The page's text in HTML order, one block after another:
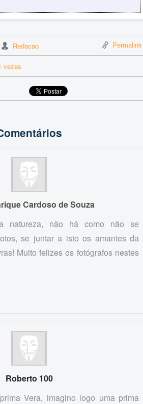
Redacao Permalink
vezes
Cardoso de Souza
natureza, não há como não se
se juntar a isto os amantes da
Muito felizes os fotógrafos nestes
Roberto 100
Vera, imagino logo uma prima